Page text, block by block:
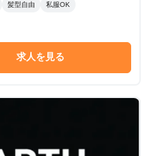
髪型自由 私服OK
求人を見る